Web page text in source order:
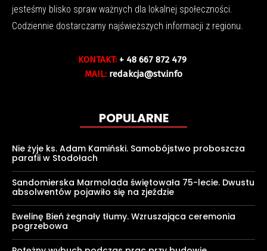
jesteśmy blisko spraw ważnych dla lokalnej społeczności.
Codziennie dostarczamy najświeższych informacji z regionu.
KONTAKT: + 48 667 872 479
MAIL: redakcja@stv.info
POPULARNE
Nie żyje ks. Adam Kamiński. Samobójstwo proboszcza
parafii w Stodołach
Sandomierska Marmolada świętowała 75-lecie. Dwustu
absolwentów pojawiło się na zjeździe
Ewelinę Bień żegnały tłumy. Wzruszająca ceremonia
pogrzebowa